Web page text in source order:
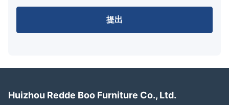
提出
Huizhou Redde Boo Furniture Co., Ltd.